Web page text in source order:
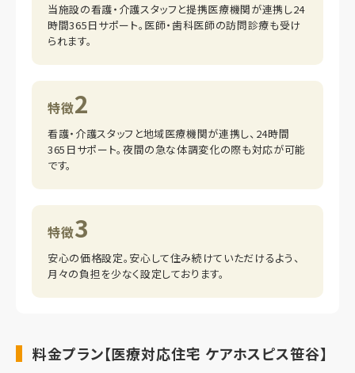
当施設の看護・介護スタッフと提携医療機関が連携し24
時間365日サポート。医師・歯科医師の訪問診療も受け
られます。
特徴2
看護・介護スタッフと地域医療機関が連携し、24時間
365日サポート。夜間の急な体調変化の際も対応が可能
です。
特徴3
安心の価格設定。安心して住み続けていただけるよう、
月々の負担を少なく設定しております。
料金プラン【医療対応住宅 ケアホスピス笹谷】